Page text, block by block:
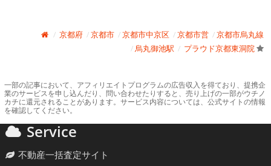
京都府 京都市 京都市中京区 京都市営
京都市烏丸線
烏丸御池駅
プラウド京都東洞院
一部の記事において、アフィリエイトプログラムの広告収入を得ており、提携企
業のサービスを申し込んだり、問い合わせたりすると、売り上げの一部がウチノ
カチに還元されることがあります。サービス内容については、公式サイトの情報
を確認してください。
Service
不動産一括査定サイト